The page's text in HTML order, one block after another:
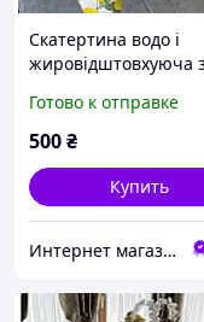
Скатертина водо і
жировідштовхуюча
100*150, усі розміри
Готово к отправке
500₴
Купить
Интернет магазин Уютный дом/Затишна домівка